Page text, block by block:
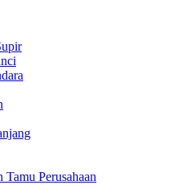
Perusahaan